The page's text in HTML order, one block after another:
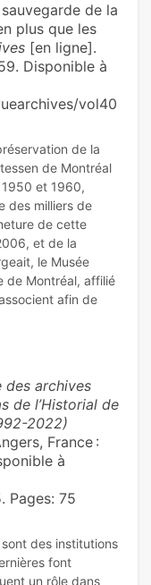
de la
plus que les
[en ligne].
Disponible à
vol40
de la
de Montréal
et 1960,
des milliers de
de cette
et de la
le Musée
de Montréal, affilié
afin de
des archives
de l’Historial de
2022)
France :
à
Pages: 75
des institutions
font
un rôle dans